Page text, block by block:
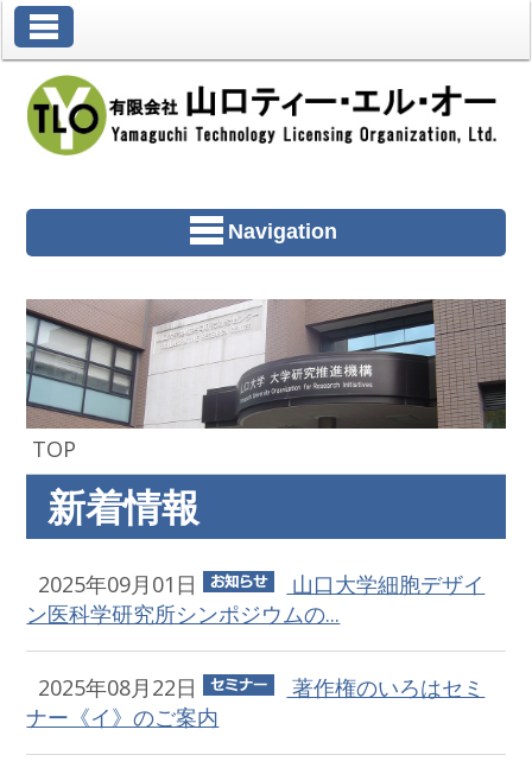
Navigation
TOP
新着情報
2025年09月01日
山口大学細胞デザイ
ン医科学研究所シンポジウムの...
2025年08月22日
著作権のいろはセミ
ナー《イ》のご案内